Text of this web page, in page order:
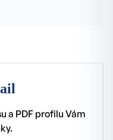
a PDF profilu Vám